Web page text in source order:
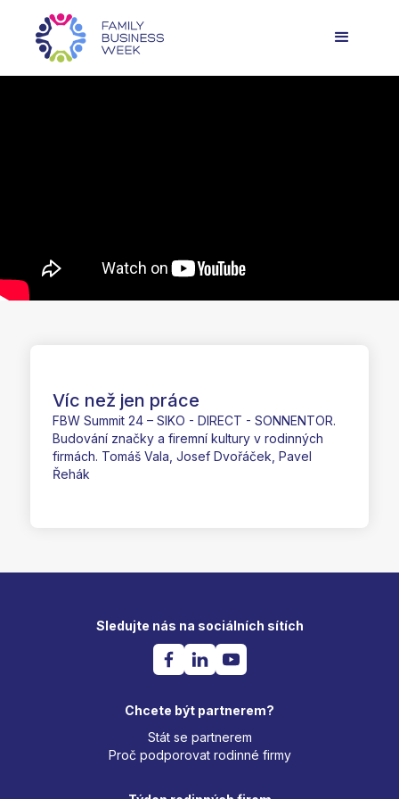
Víc než jen práce
FBW Summit 24 – SIKO - DIRECT - SONNENTOR.
Budování značky a firemní kultury v rodinných
firmách. Tomáš Vala, Josef Dvořáček, Pavel
Řehák
Sledujte nás na sociálních sítích
Chcete být partnerem?
Stát se partnerem
Proč podporovat rodinné firmy